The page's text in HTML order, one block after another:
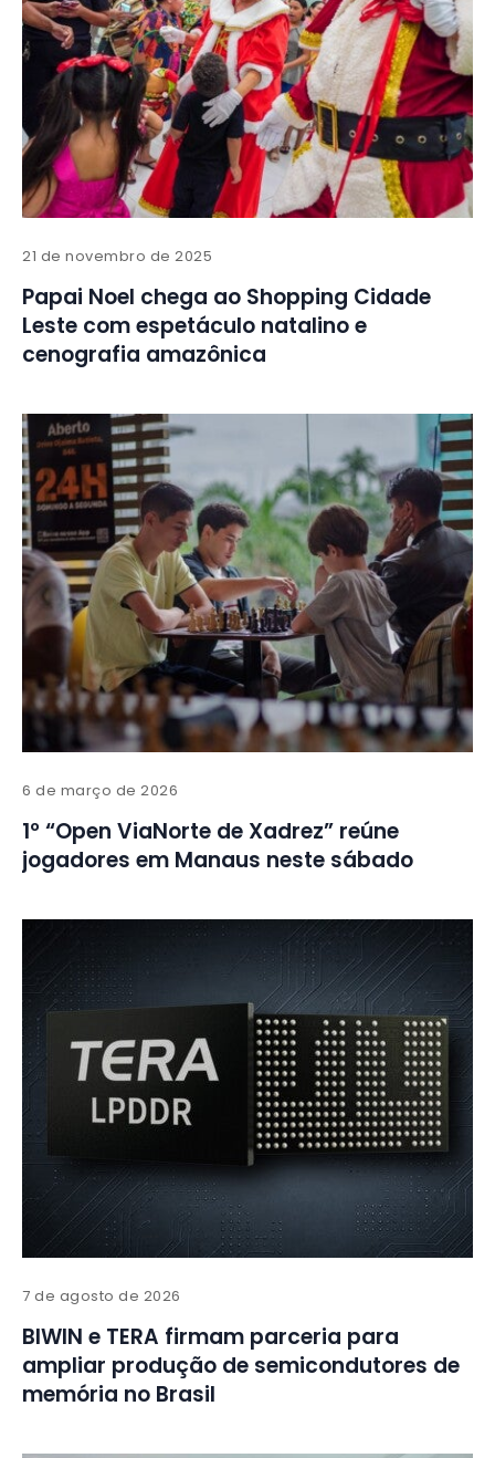
21 de novembro de 2025
Papai Noel chega ao Shopping Cidade
Leste com espetáculo natalino e
cenografia amazônica
6 de março de 2026
1º “Open ViaNorte de Xadrez” reúne
jogadores em Manaus neste sábado
7 de agosto de 2026
BIWIN e TERA firmam parceria para
ampliar produção de semicondutores de
memória no Brasil